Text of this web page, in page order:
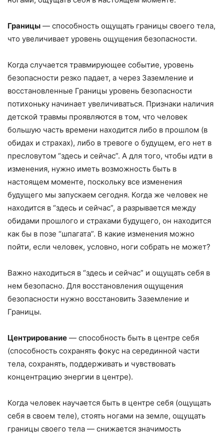
Границы — способность ощущать границы своего тела,
что увеличивает уровень ощущения безопасности.
Когда случается травмирующее событие, уровень
безопасности резко падает, а через Заземление и
восстановленные Границы уровень безопасности
потихоньку начинает увеличиваться. Признаки наличия
детской травмы проявляются в том, что человек
большую часть времени находится либо в прошлом (в
обидах и страхах), либо в тревоге о будущем, его нет в
пресловутом “здесь и сейчас”. А для того, чтобы идти в
изменения, нужно иметь возможность быть в
настоящем моменте, поскольку все изменения
будущего мы запускаем сегодня. Когда же человек не
находится в “здесь и сейчас”, а разрывается между
обидами прошлого и страхами будущего, он находится
как бы в позе “шпагата”. В какие изменения можно
пойти, если человек, условно, ноги собрать не может?
Важно находиться в “здесь и сейчас” и ощущать себя в
нем безопасно. Для восстановления ощущения
безопасности нужно восстановить Заземление и
Границы.
Центрирование — способность быть в центре себя
(способность сохранять фокус на серединной части
тела, сохранять, поддерживать и чувствовать
концентрацию энергии в центре).
Когда человек научается быть в центре себя (ощущать
себя в своем теле), стоять ногами на земле, ощущать
границы своего тела — снижается значимость